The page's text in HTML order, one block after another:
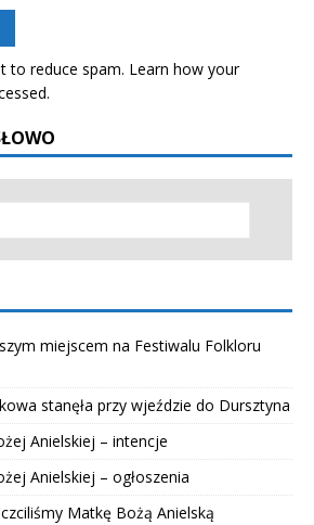
to reduce spam. Learn how your
miejscem na Festiwalu Folkloru
stanęła przy wjeździe do Dursztyna
Anielskiej – intencje
Anielskiej – ogłoszenia
Matkę Bożą Anielską